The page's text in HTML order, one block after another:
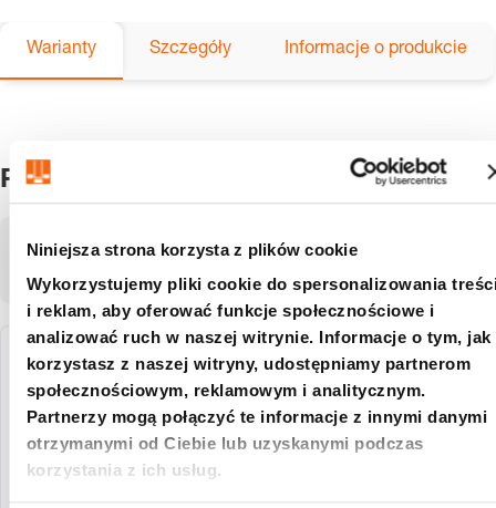
Niniejsza strona korzysta z plików cookie
Wykorzystujemy pliki cookie do spersonalizowania
i reklam, aby oferować funkcje społecznościowe i
analizować ruch w naszej witrynie. Informacje o tym, jak
korzystasz z naszej witryny, udostępniamy partnerom
społecznościowym, reklamowym i analitycznym.
Partnerzy mogą połączyć te informacje z innymi danymi
otrzymanymi od Ciebie lub uzyskanymi podczas
korzystania z ich usług.
Warianty Szczegóły Informacje o produkcie
Produkty
Pokazuje 1-5z5pozycje
2072.48.45.12
12 mm